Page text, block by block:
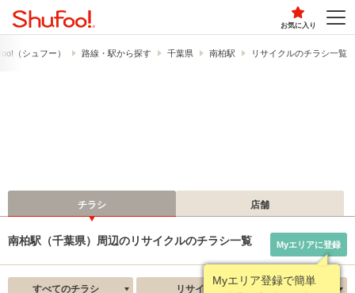
お気に入り
（シュフー） 路線・駅から探す 千葉県 南柏駅 リサイクルのチラシ一覧
チラシ 店舗
南柏駅（千葉県）周辺のリサイクルのチラシ一覧
Myエリア登録で簡単
Myエリアに登録
すべてのチラシ リサイクル 新着順